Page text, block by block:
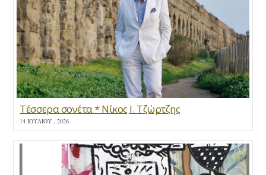
Τέσσερα σονέτα * Νίκος Ι. Τζώρτζης
14 ΙΟΥΛΊΟΥ , 2026